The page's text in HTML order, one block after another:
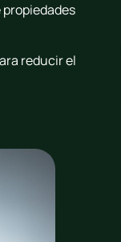
reducir el